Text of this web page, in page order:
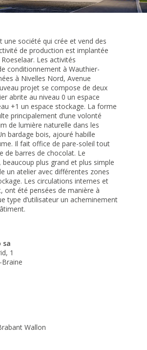
une société qui crée et vend des
de production est implantée
Les activités
conditionnement à Wauthier-
à Nivelles Nord, Avenue
projet se compose de deux
abrite au niveau 0 un espace
+1 un espace stockage. La forme
principalement d’une volonté
de lumière naturelle dans les
bardage bois, ajouré habille
Il fait office de pare-soleil tout
de barres de chocolat. Le
plus grand et plus simple
un atelier avec différentes zones
Les circulations internes et
ont été pensées de manière à
type d’utilisateur un acheminement
sa
1
Wallon